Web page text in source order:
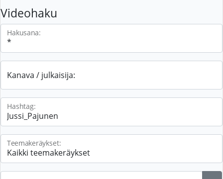
Videohaku
Hakusana:
Kanava / julkaisija:
Hashtag:
Teemakeräykset: